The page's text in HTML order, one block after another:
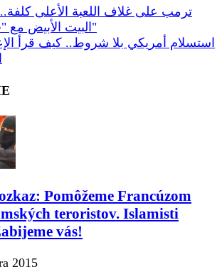
ترمب على غلاف اللعبة الأعلى
البيت الأبيض مع "جي تي إيه 6"
استسلام أمريكي بلا شروط.. كيف قرأ
Pomôžeme Francúzom
teroristov. Islamisti
vás!
2015